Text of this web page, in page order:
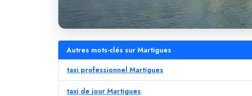
Autres mots-clés sur Martigues
taxi professionnel Martigues
taxi de jour Martigues